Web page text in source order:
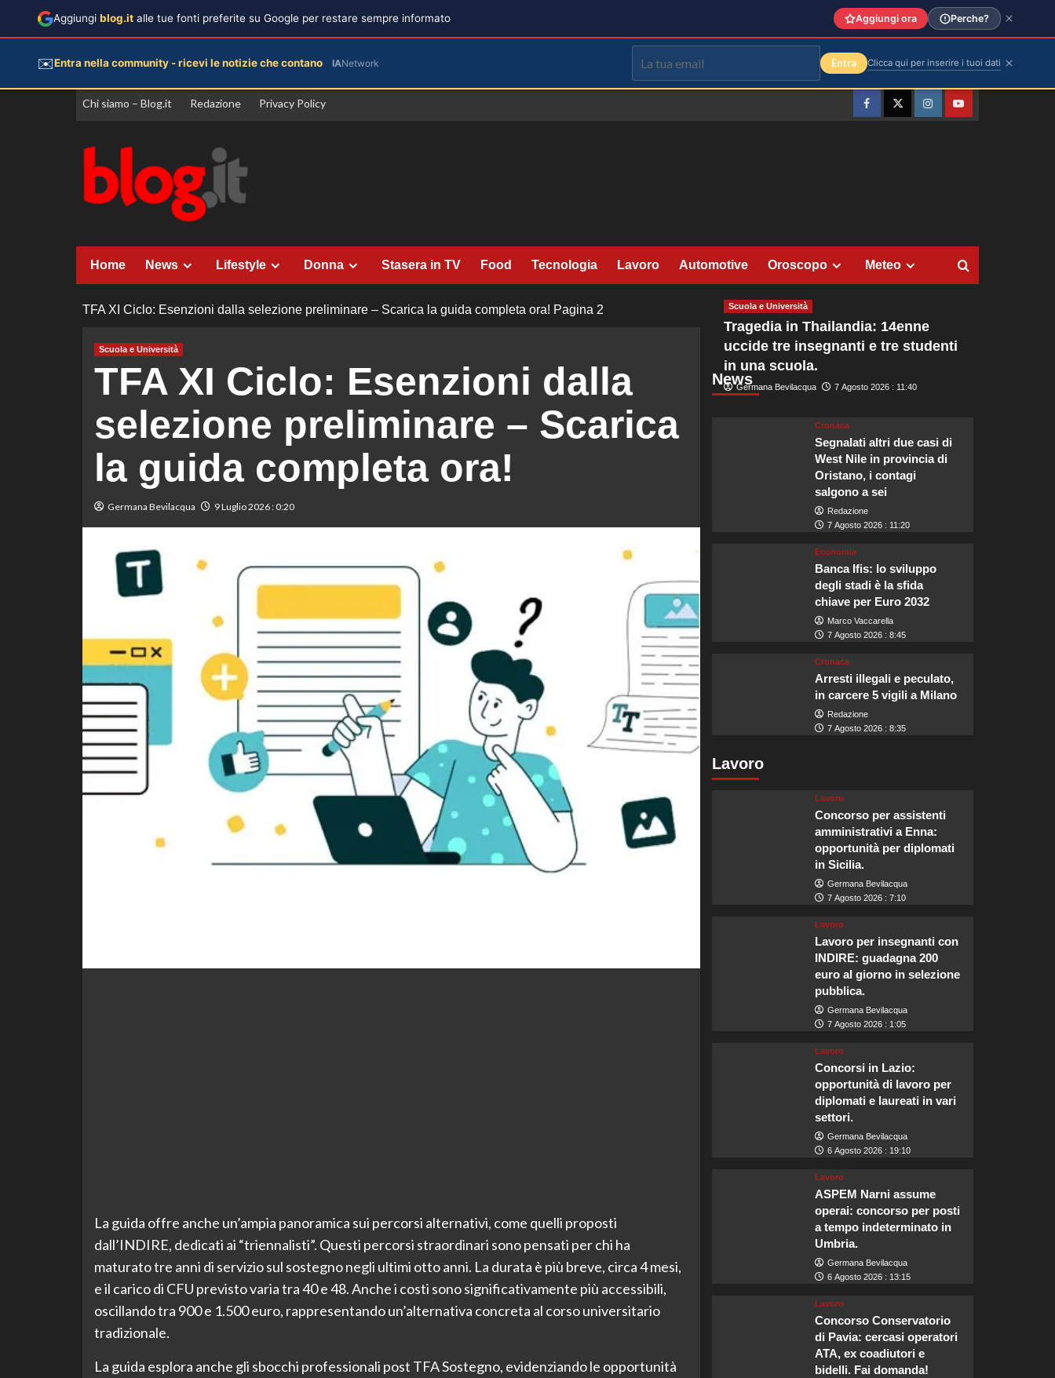
Vai
Chi siamo – Blog.it Redazione Privacy Policy
FacebookTwitterInstagramYouTube
Home News Lifestyle Donna Stasera in TV Food Tecnologia Lavoro Automotive Oroscopo Meteo
TFA XI Ciclo: Esenzioni dalla selezione preliminare – Scarica la guida completa ora! Pagina 2
Scuola e Università
TFA XI Ciclo: Esenzioni dalla
selezione preliminare – Scarica
la guida completa ora!
Germana Bevilacqua 9 Luglio 2026 : 0:20
La guida offre anche un’ampia panoramica sui percorsi alternativi, come quelli proposti
dall’INDIRE, dedicati ai “triennalisti”. Questi percorsi straordinari sono pensati per chi ha
maturato tre anni di servizio sul sostegno negli ultimi otto anni. La durata è più breve, circa 4 mesi,
e il carico di CFU previsto varia tra 40 e 48. Anche i costi sono significativamente più accessibili,
oscillando tra 900 e 1.500 euro, rappresentando un’alternativa concreta al corso universitario
tradizionale.
La guida esplora anche gli sbocchi professionali post TFA Sostegno, evidenziando le opportunità
News
Scuola e Università
Tragedia in Thailandia: 14enne
uccide tre insegnanti e tre studenti
in una scuola.
Germana Bevilacqua 7 Agosto 2026 : 11:40
Cronaca
Segnalati altri due casi di
West Nile in provincia di
Oristano, i contagi
salgono a sei
Redazione
7 Agosto 2026 : 11:20
Economia
Banca Ifis: lo sviluppo
degli stadi è la sfida
chiave per Euro 2032
Marco Vaccarella
7 Agosto 2026 : 8:45
Cronaca
Arresti illegali e peculato,
in carcere 5 vigili a Milano
Redazione
7 Agosto 2026 : 8:35
Lavoro
Lavoro
Concorso per assistenti
amministrativi a Enna:
opportunità per diplomati
in Sicilia.
Germana Bevilacqua
7 Agosto 2026 : 7:10
Lavoro
Lavoro per insegnanti con
INDIRE: guadagna 200
euro al giorno in selezione
pubblica.
Germana Bevilacqua
7 Agosto 2026 : 1:05
Lavoro
Concorsi in Lazio:
opportunità di lavoro per
diplomati e laureati in vari
settori.
Germana Bevilacqua
6 Agosto 2026 : 19:10
Lavoro
ASPEM Narni assume
operai: concorso per posti
a tempo indeterminato in
Umbria.
Germana Bevilacqua
6 Agosto 2026 : 13:15
Lavoro
Concorso Conservatorio
di Pavia: cercasi operatori
ATA, ex coadiutori e
bidelli. Fai domanda!
Aggiungi blog.it alle tue fonti preferite su Google per restare sempre informato Aggiungi ora Perche?
✉️Entra nella community - ricevi le notizie che contano IANetwork Entra Clicca qui per inserire i tuoi dati